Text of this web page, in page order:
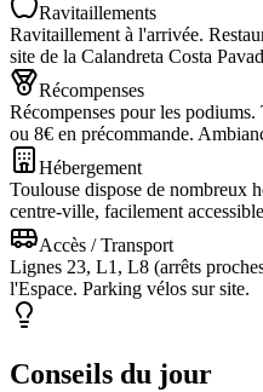
Ravitaillements
Ravitaillement à l'arrivée.
site de la Calandreta Costa
Récompenses
Récompenses pour les
ou 8€ en précommande.
Hébergement
Toulouse dispose de nombreux
centre-ville, facilement
Accès / Transport
Lignes 23, L1, L8 (arrêts
l'Espace. Parking vélos sur site.
Conseils du jour